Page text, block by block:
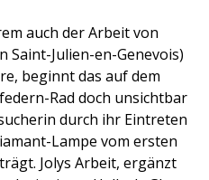
auch der Arbeit von
Saint-Julien-en-Genevois)
beginnt das auf dem
Rad doch unsichtbar
durch ihr Eintreten
Lampe vom ersten
Jolys Arbeit, ergänzt